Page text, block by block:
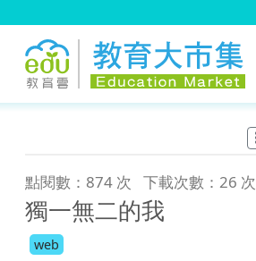
點閱數：874 次 下載次數：26 次
獨一無二的我
web